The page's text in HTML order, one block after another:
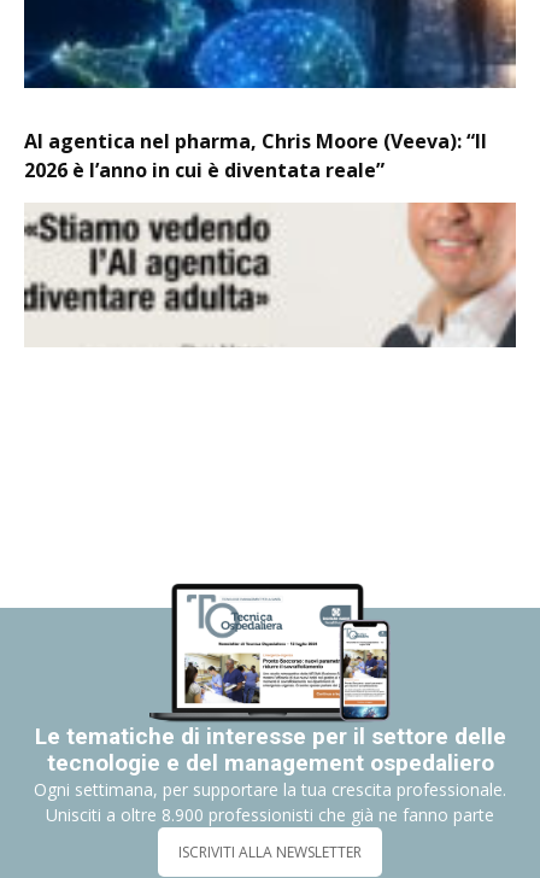
AI agentica nel pharma, Chris Moore (Veeva): “Il
2026 è l’anno in cui è diventata reale”
Le tematiche di interesse per il settore delle
tecnologie e del management ospedaliero
Ogni settimana, per supportare la tua crescita professionale.
Unisciti a oltre 8.900 professionisti che già ne fanno parte
ISCRIVITI ALLA NEWSLETTER